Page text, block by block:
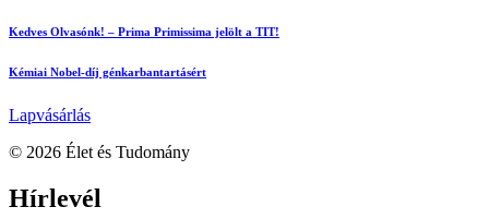
Kedves Olvasónk! – Prima Primissima jelölt a TIT!
Kémiai Nobel-díj génkarbantartásért
Lapvásárlás
© 2026 Élet és Tudomány
facebook-
1
youtube-
1
email
Hírlevél